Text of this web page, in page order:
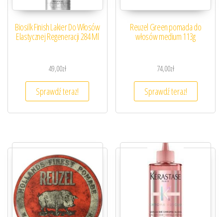
Biosilk Finish Lakier Do Włosów
Elastycznej Regeneracji 284 Ml
49,00zł
Sprawdź teraz!
Reuzel Green pomada do
włosów medium 113g
74,00zł
Sprawdź teraz!